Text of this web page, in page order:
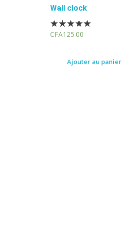
Wall clock
CFA125.00
Ajouter au panier